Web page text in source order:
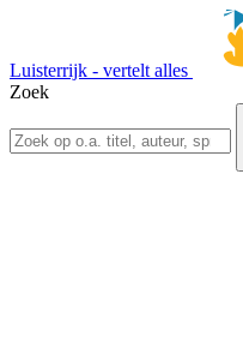
Luisterrijk - vertelt alles
Zoek